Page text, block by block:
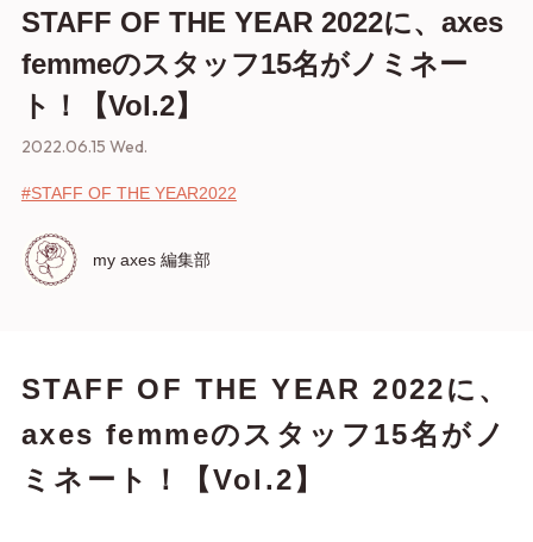
STAFF OF THE YEAR 2022に、axes
femmeのスタッフ15名がノミネー
ト！【Vol.2】
2022.06.15 Wed.
#STAFF OF THE YEAR2022
my axes 編集部
STAFF OF THE YEAR 2022に、
axes femmeのスタッフ15名がノ
ミネート！【Vol.2】